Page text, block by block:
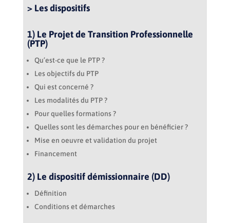
> Les dispositifs
1) Le Projet de Transition Professionnelle
(PTP)
Qu’est-ce que le PTP ?
Les objectifs du PTP
Qui est concerné ?
Les modalités du PTP ?
Pour quelles formations ?
Quelles sont les démarches pour en bénéficier ?
Mise en oeuvre et validation du projet
Financement
2) Le dispositif démissionnaire (DD)
Définition
Conditions et démarches